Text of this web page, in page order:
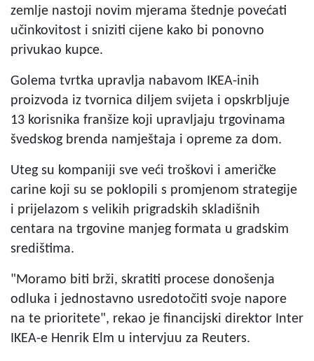
zemlje nastoji novim mjerama štednje povećati
učinkovitost i sniziti cijene kako bi ponovno
privukao kupce.
Golema tvrtka upravlja nabavom IKEA-inih
proizvoda iz tvornica diljem svijeta i opskrbljuje
13 korisnika franšize koji upravljaju trgovinama
švedskog brenda namještaja i opreme za dom.
Uteg su kompaniji sve veći troškovi i američke
carine koji su se poklopili s promjenom strategije
i prijelazom s velikih prigradskih skladišnih
centara na trgovine manjeg formata u gradskim
središtima.
"Moramo biti brži, skratiti procese donošenja
odluka i jednostavno usredotočiti svoje napore
na te prioritete", rekao je financijski direktor Inter
IKEA-e Henrik Elm u intervjuu za Reuters.